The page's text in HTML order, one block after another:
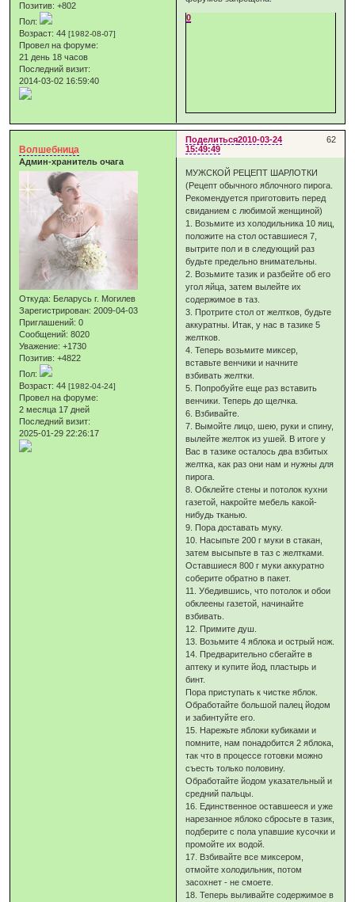
Позитив: +802
Пол:
Возраст: 44[1982-08-07]
Провел на форуме:
21 день 18 часов
Последний визит:
2014-03-02 16:59:40
0
Поделиться 62
2010-03-24
15:49:49
Волшебница
Админ-хранитель очага
Откуда: Беларусь г. Могилев
Зарегистрирован: 2009-04-03
Приглашений: 0
Сообщений: 8020
Уважение: +1730
Позитив: +4822
Пол:
Возраст: 44[1982-04-24]
Провел на форуме:
2 месяца 17 дней
Последний визит:
2025-01-29 22:26:17
МУЖСКОЙ РЕЦЕПТ ШАРЛОТКИ
(Рецепт обычного яблочного пирога.
Рекомендуется приготовить перед
свиданием с любимой женщиной)
1. Возьмите из холодильника 10 яиц,
положите на стол оставшиеся 7,
вытрите пол и в следующий раз
будьте предельно внимательны.
2. Возьмите тазик и разбейте об его
угол яйца, затем вылейте их
содержимое в таз.
3. Протрите стол от желтков, будьте
аккуратны. Итак, у нас в тазике 5
желтков.
4. Теперь возьмите миксер,
вставьте венчики и начните
взбивать желтки.
5. Попробуйте еще раз вставить
венчики. Теперь до щелчка.
6. Взбивайте.
7. Вымойте лицо, шею, руки и спину,
вылейте желток из ушей. В итоге у
Вас в тазике осталось два взбитых
желтка, как раз они нам и нужны для
пирога.
8. Обклейте стены и потолок кухни
газетой, накройте мебель какой-
нибудь тканью.
9. Пора доставать муку.
10. Насыпьте 200 г муки в стакан,
затем высыпьте в таз с желтками.
Оставшиеся 800 г муки аккуратно
соберите обратно в пакет.
11. Убедившись, что потолок и обои
обклеены газетой, начинайте
взбивать.
12. Примите душ.
13. Возьмите 4 яблока и острый нож.
14. Предварительно сбегайте в
аптеку и купите йод, пластырь и
бинт.
Пора приступать к чистке яблок.
Обработайте большой палец йодом
и забинтуйте его.
15. Нарежьте яблоки кубиками и
помните, нам понадобится 2 яблока,
так что в процессе готовки можно
съесть только половину.
Обработайте йодом указательный и
средний пальцы.
16. Единственное оставшееся и уже
нарезанное яблоко сбросьте в тазик,
подберите с пола упавшие кусочки и
промойте их водой.
17. Взбивайте все миксером,
отмойте холодильник, потом
засохнет - не смоете.
18. Теперь выливайте содержимое в